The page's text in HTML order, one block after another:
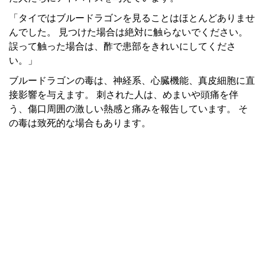
「タイではブルードラゴンを見ることはほとんどありませ
んでした。 見つけた場合は絶対に触らないでください。
誤って触った場合は、酢で患部をきれいにしてくださ
い。」
ブルードラゴンの毒は、神経系、心臓機能、真皮細胞に直
接影響を与えます。 刺された人は、めまいや頭痛を伴
う、傷口周囲の激しい熱感と痛みを報告しています。 そ
の毒は致死的な場合もあります。